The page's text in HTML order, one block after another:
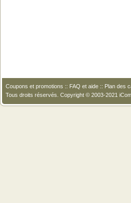
Coupons et promotions :: FAQ et aide :: Plan des
Tous droits réservés. Copyright © 2003-2021